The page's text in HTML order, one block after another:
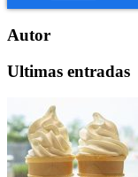
Autor
Ultimas entradas